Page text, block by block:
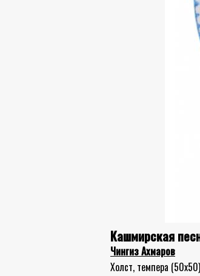
Кашмирская
Чингиз Ахмаров
Холст, темпера